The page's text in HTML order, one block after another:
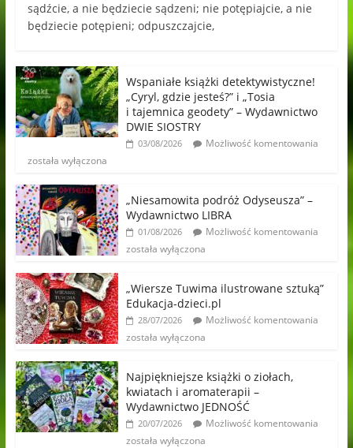
sądźcie, a nie będziecie sądzeni; nie potępiajcie, a nie
będziecie potępieni; odpuszczajcie,
Wspaniałe książki detektywistyczne!
„Cyryl, gdzie jesteś?” i „Tosia
i tajemnica geodety” – Wydawnictwo
DWIE SIOSTRY
03/08/2026
Możliwość komentowania
została wyłączona
„Niesamowita podróż Odyseusza” –
Wydawnictwo LIBRA
01/08/2026
Możliwość komentowania
została wyłączona
„Wiersze Tuwima ilustrowane sztuką”
Edukacja-dzieci.pl
28/07/2026
Możliwość komentowania
została wyłączona
Najpiękniejsze książki o ziołach,
kwiatach i aromaterapii –
Wydawnictwo JEDNOŚĆ
20/07/2026
Możliwość komentowania
została wyłączona